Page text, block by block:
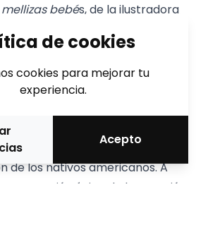
mellizas bebés, de la ilustradora
se ha podido ver la
y Gaudí.
largometrajeFour Souls of
edición del Animac más
el consumado director de
(Premio Cristal de Annecy),
aventura épica que explica el
de los nativos americanos. A
única de la creación
de cookies
cookies para mejorar tu
experiencia.
Acepto